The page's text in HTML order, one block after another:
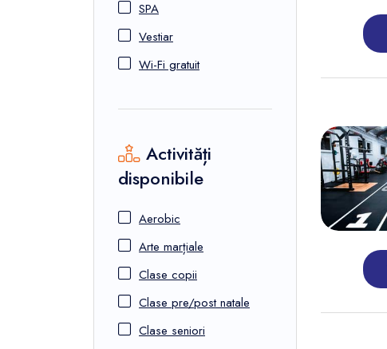
SPA
Vestiar
Wi-Fi gratuit
Activități
disponibile
Aerobic
Arte marțiale
Clase copii
Clase pre/post natale
Clase seniori